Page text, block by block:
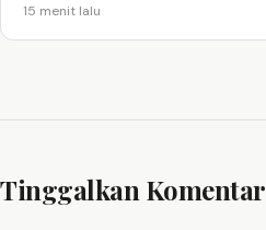
15 menit lalu
Tinggalkan Komentar